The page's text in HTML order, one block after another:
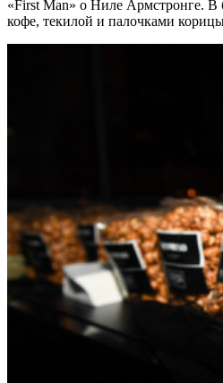
«First Man» о Ниле Армстронге. В
кофе, текилой и палочками